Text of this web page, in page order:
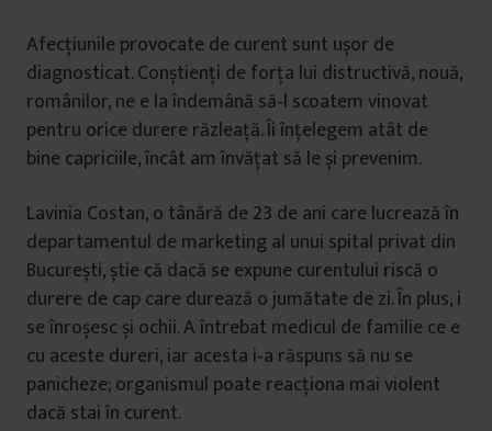
Afecțiunile provocate de curent sunt ușor de
diagnosticat. Conștienți de forța lui distructivă, nouă,
românilor, ne e la îndemână să‑l scoatem vinovat
pentru orice durere răzleață. Îi înțelegem atât de
bine capriciile, încât am învățat să le și prevenim.
Lavinia Costan, o tânără de 23 de ani care lucrează în
departamentul de marketing al unui spital privat din
București, știe că dacă se expune curentului riscă o
durere de cap care durează o jumătate de zi. În plus, i
se înroșesc și ochii. A întrebat medicul de familie ce e
cu aceste dureri, iar acesta i‑a răspuns să nu se
panicheze; organismul poate reacționa mai violent
dacă stai în curent.